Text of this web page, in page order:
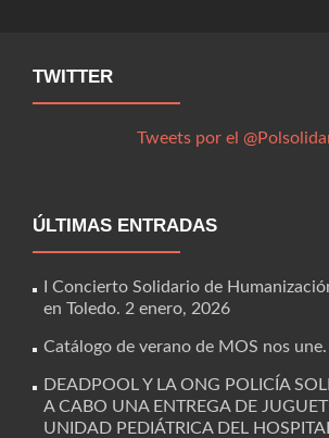
TWITTER
Tweets por el
ÚLTIMAS ENTRADAS
I Concierto Solidario de
en Toledo. 2 enero, 2026
Catálogo de verano de MOS nos une.
DEADPOOL Y LA ONG POLICÍA
A CABO UNA ENTREGA DE
UNIDAD PEDIÁTRICA DEL